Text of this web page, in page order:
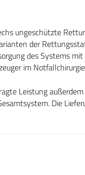
ungeschützte
der
des Systems
im
Leistung
Die